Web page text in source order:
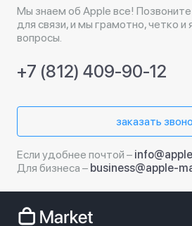
Мы знаем об Apple все!
для связи, и мы грамотно, четко и
вопросы.
+7 (812) 409-90-12
заказать
Если удобнее почтой –
Для бизнеса – business@apple-